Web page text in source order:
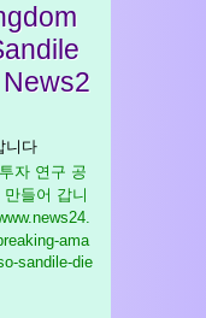
니다
자 연구 공
들어 갑니
ama
sandile-die